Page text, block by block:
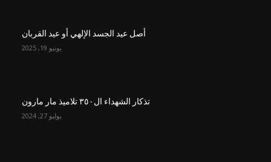
أصل عيد الجسد الإلهي أو عيد القربان
يونيو 19, 2025
تذكار الشهداء ال٣٥٠ تلاميذ مار مارون
يوليو 27, 2024